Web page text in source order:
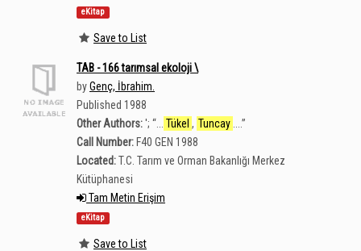
eKitap
Save to List
TAB - 166 tarımsal ekoloji \
byGenç, İbrahim.
Published 1988
Other Authors:'; “ Tükel , Tuncay ....”
Call Number: F40 GEN 1988
Located:T.C. Tarım ve Orman Bakanlığı Merkez
Kütüphanesi
Tam Metin Erişim
eKitap
Save to List